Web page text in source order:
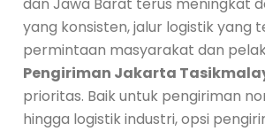
yang konsisten, jalur logistik yang
permintaan masyarakat dan
Pengiriman Jakarta
prioritas. Baik untuk pengiriman
hingga logistik industri, opsi